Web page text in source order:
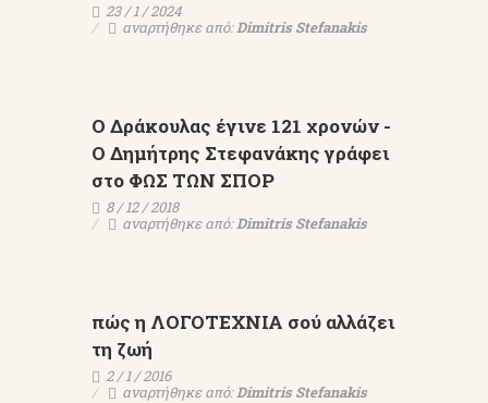
23 / 1 / 2024
αναρτήθηκε από:Dimitris Stefanakis
Ο Δράκουλας έγινε 121 χρονών -
Ο Δημήτρης Στεφανάκης γράφει
στο ΦΩΣ ΤΩΝ ΣΠΟΡ
8 / 12 / 2018
αναρτήθηκε από:Dimitris Stefanakis
πώς η ΛΟΓΟΤΕΧΝΙΑ σού αλλάζει
τη ζωή
2 / 1 / 2016
αναρτήθηκε από:Dimitris Stefanakis